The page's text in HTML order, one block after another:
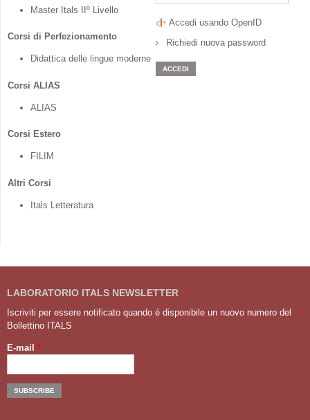
Master Itals IIº Livello
Corsi di Perfezionamento
Didattica delle lingue moderne
Corsi ALIAS
ALIAS
Corsi Estero
FILIM
Altri Corsi
Itals Letteratura
Accedi usando OpenID
Richiedi nuova password
LABORATORIO ITALS NEWSLETTER
Iscriviti per essere notificato quando é disponibile un nuovo numero del
Bollettino ITALS
E-mail *